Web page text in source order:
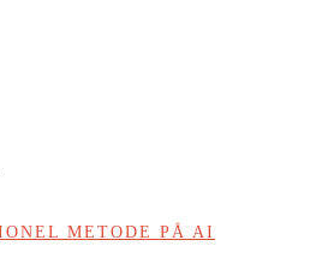
METODE PÅ AI